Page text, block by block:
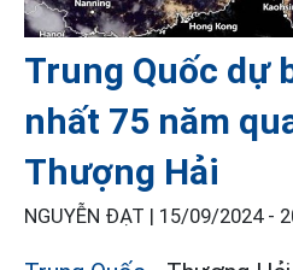
Trung Quốc dự
nhất 75 năm
Thượng Hải
NGUYỄN ĐẠT | 15/09/2024 -